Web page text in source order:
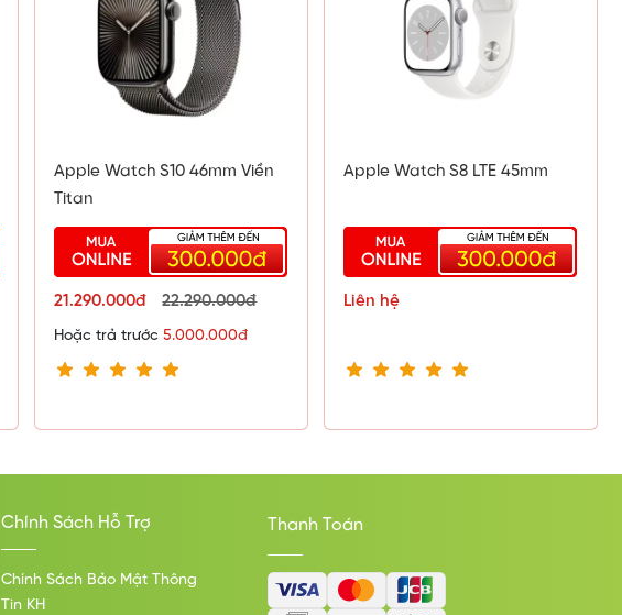
Hãng không công bố
Kích thước, khối lượng:
Dài 45 mm - Ngang 38 mm - Dày 10.7
mm - Nặng 38.8 g
Môn thể thao:
Đạp xe
Sim:
Apple Watch S10 46mm Viền
Titan
21.290.000đ 22.290.000đ
Hoặc trả trước5.000.000đ
Apple Watch S8 LTE 45mm
Liên hệ
Chính Sách Hỗ Trợ
Chính Sách Bảo Mật Thông
Tin KH
Thanh Toán